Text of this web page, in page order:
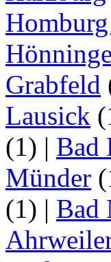
Grabfeld
Lausick
(1) | Bad
Münder
(1) | Bad